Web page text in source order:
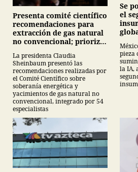
Presenta comité científico
recomendaciones para
extracción de gas natural
no convencional; prioriza
descarta yacimiento
Tampico-Misantla
La presidenta Claudia
Sheinbaum presentó las
recomendaciones realizadas por
el Comité Científico sobre
soberanía energética y
yacimientos de gas natural no
convencional, integrado por 54
especialistas
Se
el
pieza
la IA,